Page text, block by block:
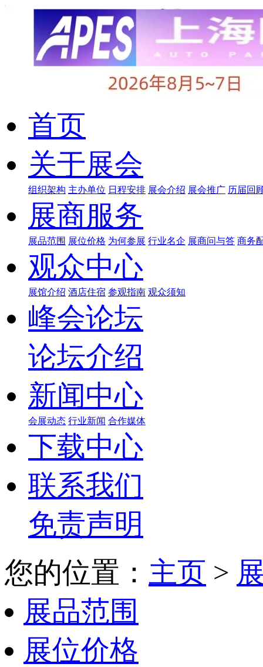
首页
关于展会
组织架构 主办单位 日程安排 展会介绍 展会推广 历届回
展商服务
展品范围 展位价格 为何参展 行业名企 展商问与答 商务
观众中心
展馆介绍 酒店住宿 参观指南 观众须知
峰会论坛
论坛介绍
新闻中心
会展动态 行业新闻 合作媒体
下载中心
联系我们
免责声明
您的位置： 主页 >
展品范围
展位价格